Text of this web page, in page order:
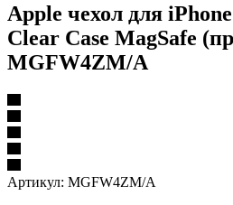
Apple чехол для
Clear Case MagSafe
MGFW4ZM/A
Артикул: MGFW4ZM/A